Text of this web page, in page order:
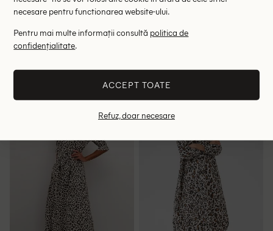
Rochie medie Saint Tropez,
animal print
118.00 lei
Rochie lunga Kaffe, animal
- 51%
necesare pentru functionarea website-ului.
Pentru mai multe informații consultă politica de
confidențialitate.
ACCEPT TOATE
Refuz, doar necesare